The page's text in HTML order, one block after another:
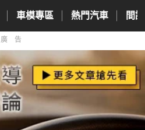
車模專區 熱門汽車 間
廣告